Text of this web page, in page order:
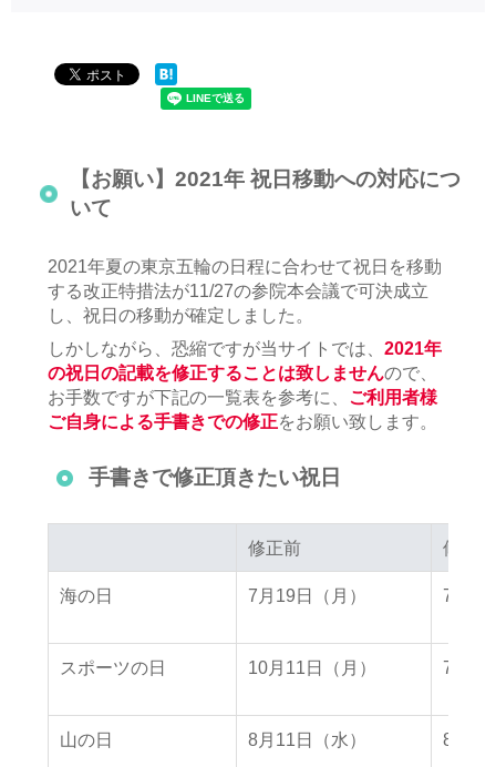
【お願い】2021年 祝日移動への対応につ
いて
2021年夏の東京五輪の日程に合わせて祝日を移動
する改正特措法が11/27の参院本会議で可決成立
し、祝日の移動が確定しました。
しかしながら、恐縮ですが当サイトでは、 2021年
の祝日の記載を修正することは致しませんので、
お手数ですが下記の一覧表を参考に、 ご利用者様
ご自身による手書きでの修正をお願い致します。
手書きで修正頂きたい祝日
修正前 修正後
海の日 7月19日（月） 7月22
スポーツの日 10月11日（月） 7月23
山の日 8月11日（水） 8月8
修正前 修正後